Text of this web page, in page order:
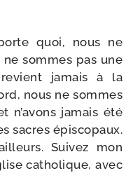
quoi, nous ne
sommes pas une
jamais à la
nous ne sommes
n’a­vons jamais été
sacres épis­co­paux.
Suivez mon
catho­lique, avec